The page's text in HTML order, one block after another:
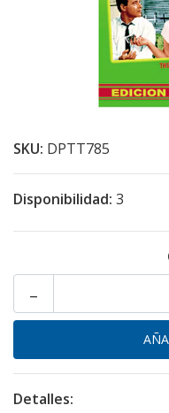
SKU: DPTT785
Disponibilidad: 3
-
Detalles: